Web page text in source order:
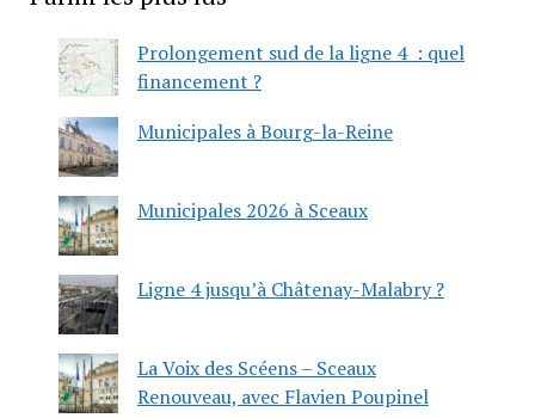
Prolongement sud de la ligne 4 : quel
financement ?
Municipales à Bourg-la-Reine
Municipales 2026 à Sceaux
Ligne 4 jusqu’à Châtenay-Malabry ?
La Voix des Scéens – Sceaux
Renouveau, avec Flavien Poupinel